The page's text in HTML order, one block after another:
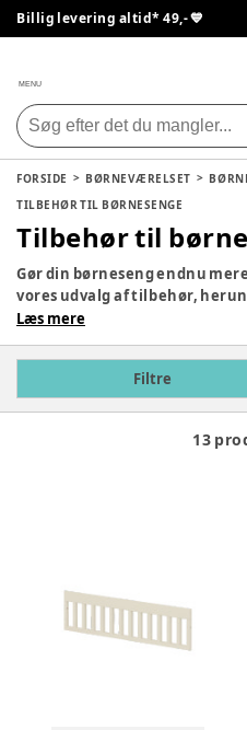
Billig levering altid* 49,- 💙
MENU
FORSIDE BØRNEVÆRELSET
TILBEHØR TIL BØRNESENGE
Tilbehør til
Gør din børneseng endnu
vores udvalg af tilbehør,
og sengehimmel. Skab en
Læs mere
Filtre
13